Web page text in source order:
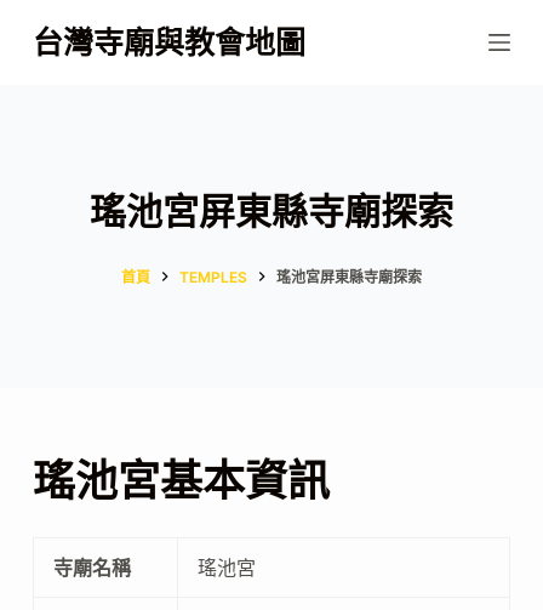
跳
至
台灣寺廟與教會地圖
瑤池宮屏東縣寺廟探索
首頁 TEMPLES 瑤池宮屏東縣寺廟探索
瑤池宮基本資訊
寺廟名稱 瑤池宮